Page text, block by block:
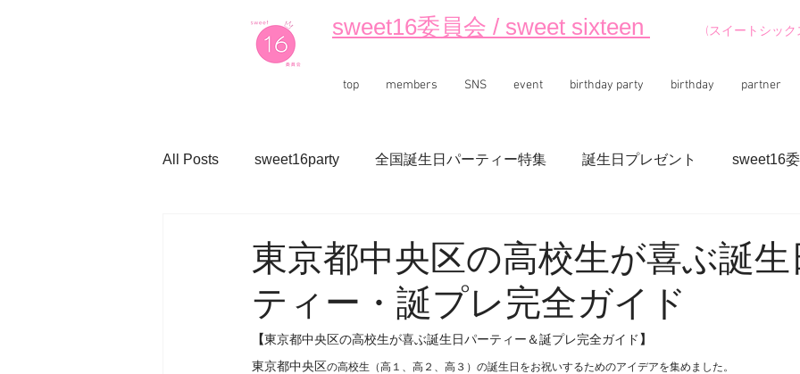
sweet16委員会 / sweet sixteen (スイートシッ
top members SNS event birthday party birthday partner
All Posts sweet16party 全国誕生日パーティー特集 誕生日プレゼント sweet16
東京都中央区の高校生が喜ぶ誕
ティー・誕プレ完全ガイド
【東京都中央区の高校生が喜ぶ誕生日パーティー＆誕プレ完全ガイド 】
東京都中央区の高校生（高１、高２、高３）の誕生日をお祝いするためのアイデアを集めました。